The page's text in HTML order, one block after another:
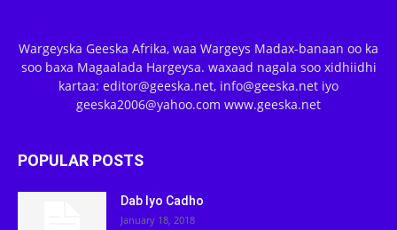
Wargeyska Geeska Afrika, waa Wargeys Madax-banaan oo ka
soo baxa Magaalada Hargeysa. waxaad nagala soo xidhiidhi
kartaa: editor@geeska.net, info@geeska.net iyo
geeska2006@yahoo.com www.geeska.net
POPULAR POSTS
Dab Iyo Cadho
January 18, 2018